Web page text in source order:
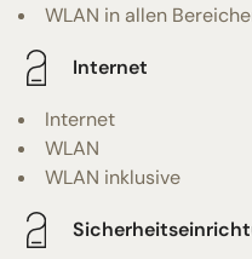
WLAN in allen
Internet
Internet
WLAN
WLAN inklusive